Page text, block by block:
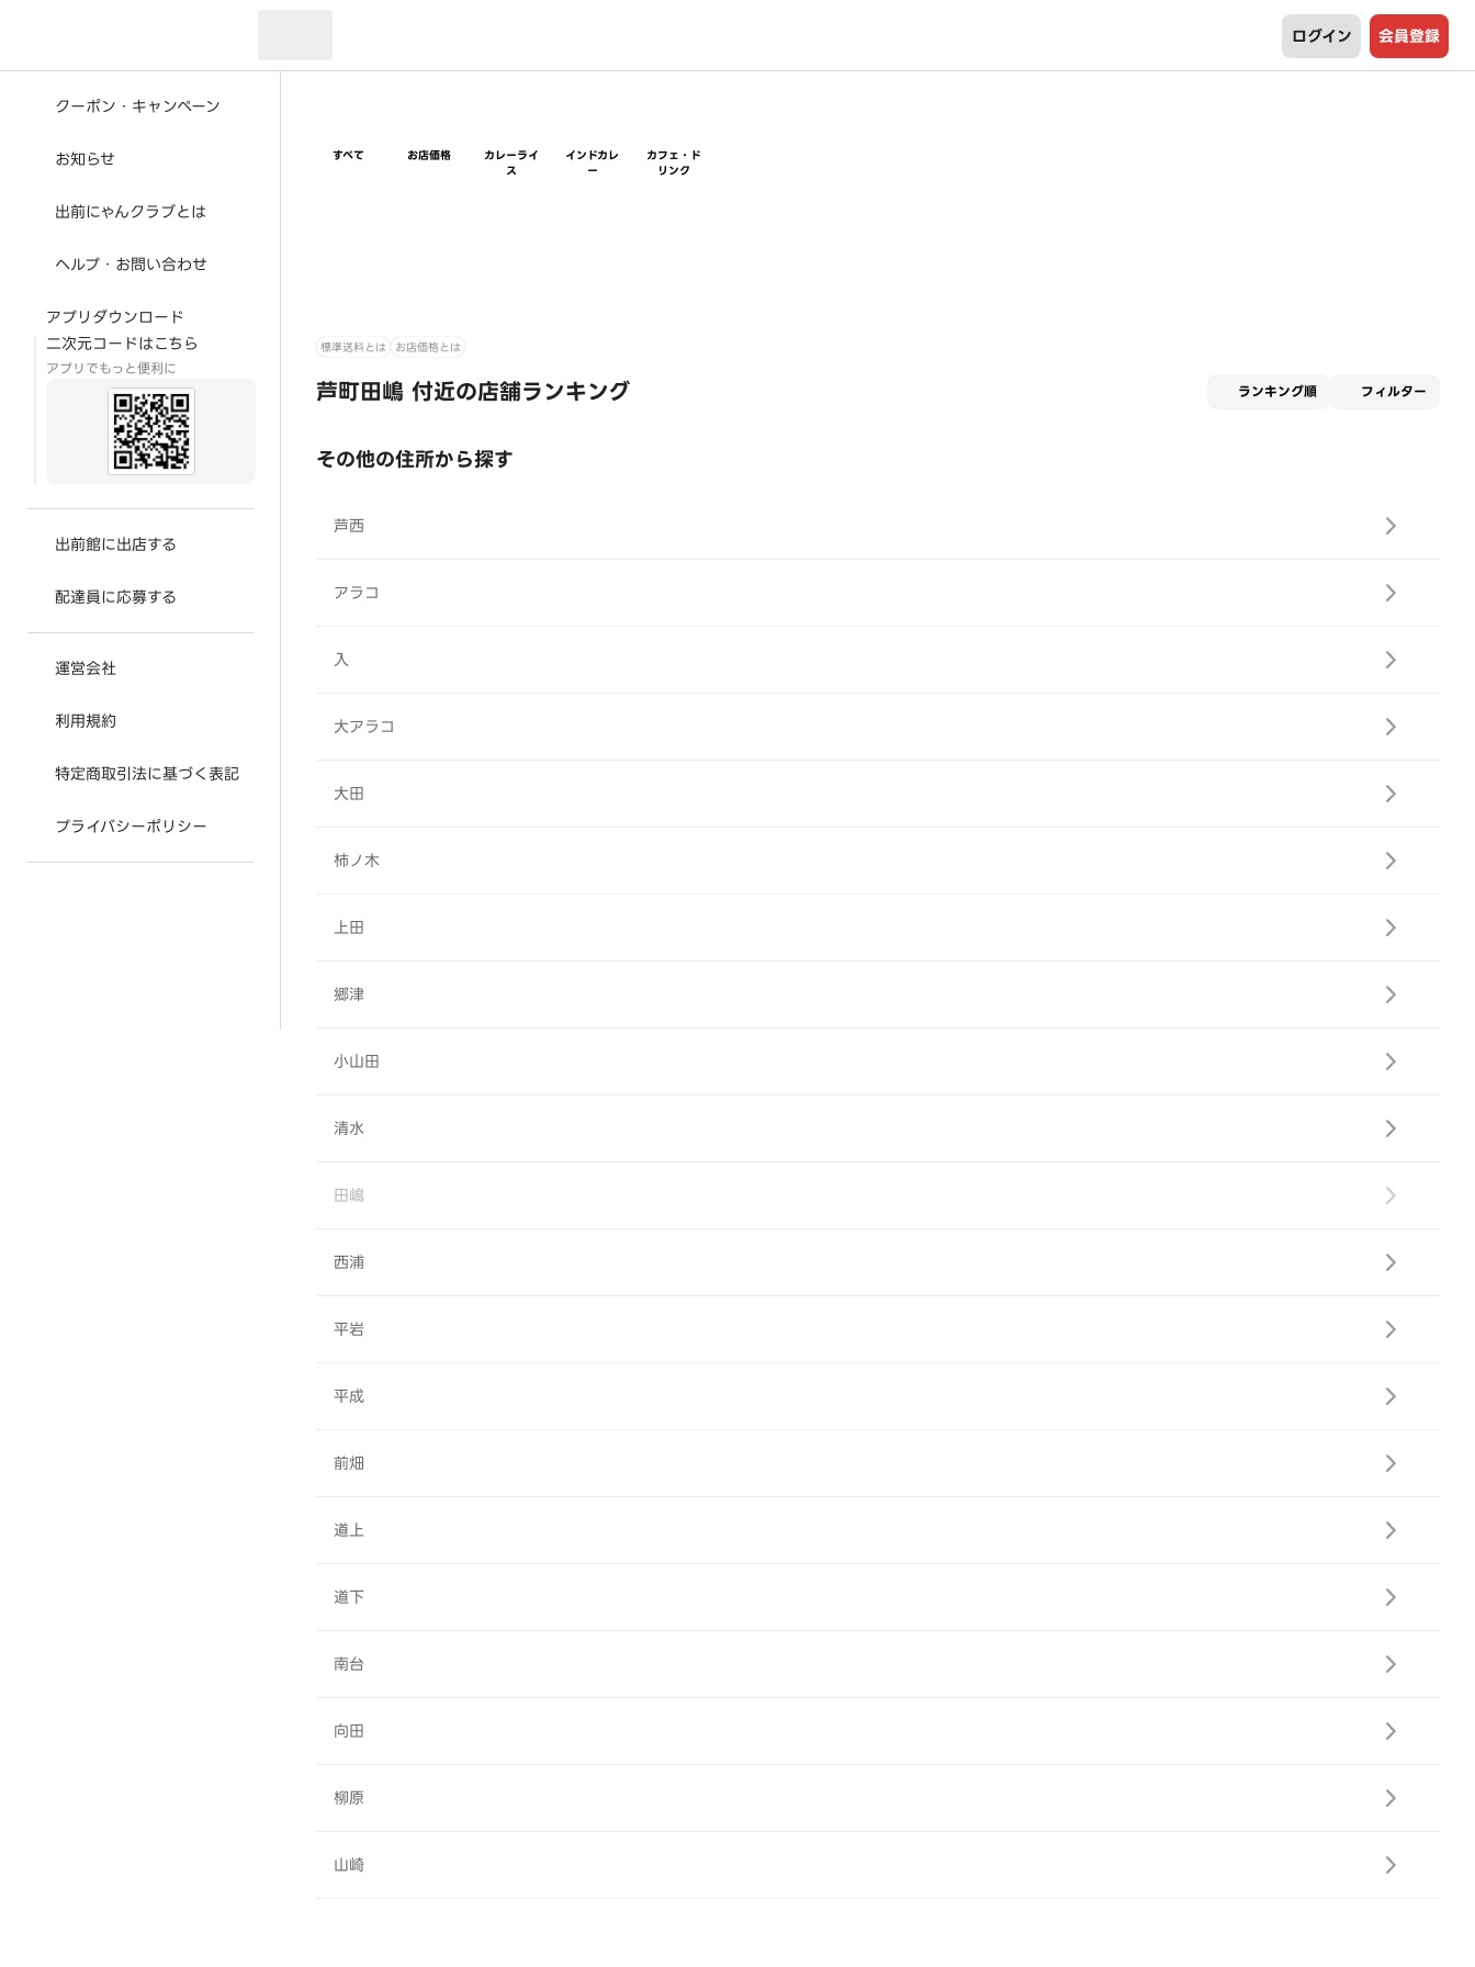
ログイン 会員登録
クーポン・キャンペーン
お知らせ
出前にゃんクラブとは
ヘルプ・お問い合わせ
アプリダウンロード
二次元コードはこちら
アプリでもっと便利に
出前館に出店する
配達員に応募する
運営会社
利用規約
特定商取引法に基づく表記
プライバシーポリシー
すべて お店価格
カレーライ
ス
インドカレ
ー
カフェ・ド
リンク
標準送料とは お店価格とは
芦町田嶋 付近の店舗ランキング ランキング順 フィルター
その他の住所から探す
芦西
アラコ
入
大アラコ
大田
柿ノ木
上田
郷津
小山田
清水
田嶋
西浦
平岩
平成
前畑
道上
道下
南台
向田
柳原
山崎